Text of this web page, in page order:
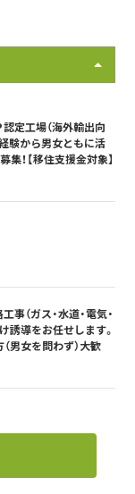
定工場（海外輸出向
経験から男女ともに活
！【移住支援金対象】
（ガス・水道・電気・
誘導をお任せします。
男女を問わず）大歓